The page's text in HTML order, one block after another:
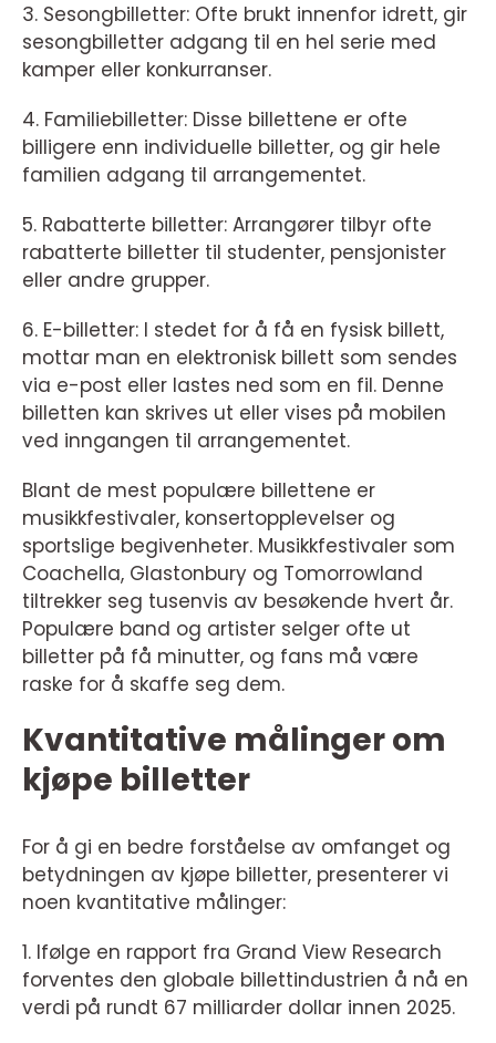
3. Sesongbilletter: Ofte brukt innenfor idrett, gir
sesongbilletter adgang til en hel serie med
kamper eller konkurranser.
4. Familiebilletter: Disse billettene er ofte
billigere enn individuelle billetter, og gir hele
familien adgang til arrangementet.
5. Rabatterte billetter: Arrangører tilbyr ofte
rabatterte billetter til studenter, pensjonister
eller andre grupper.
6. E-billetter: I stedet for å få en fysisk billett,
mottar man en elektronisk billett som sendes
via e-post eller lastes ned som en fil. Denne
billetten kan skrives ut eller vises på mobilen
ved inngangen til arrangementet.
Blant de mest populære billettene er
musikkfestivaler, konsertopplevelser og
sportslige begivenheter. Musikkfestivaler som
Coachella, Glastonbury og Tomorrowland
tiltrekker seg tusenvis av besøkende hvert år.
Populære band og artister selger ofte ut
billetter på få minutter, og fans må være
raske for å skaffe seg dem.
Kvantitative målinger om
kjøpe billetter
For å gi en bedre forståelse av omfanget og
betydningen av kjøpe billetter, presenterer vi
noen kvantitative målinger:
1. Ifølge en rapport fra Grand View Research
forventes den globale billettindustrien å nå en
verdi på rundt 67 milliarder dollar innen 2025.